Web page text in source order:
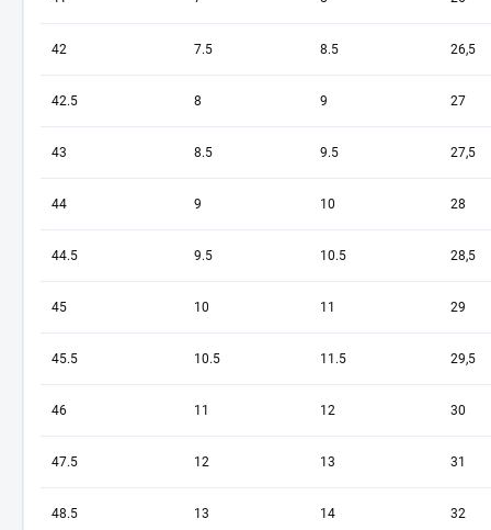
42 7.5 8.5 26,5
42.5 8 9 27
43 8.5 9.5 27,5
44 9 10 28
44.5 9.5 10.5 28,5
45 10 11 29
45.5 10.5 11.5 29,5
46 11 12 30
47.5 12 13 31
48.5 13 14 32